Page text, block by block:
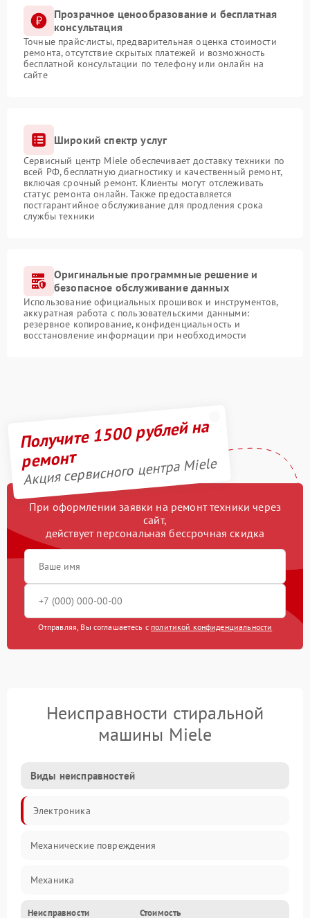
Прозрачное ценообразование и бесплатная
консультация
Точные прайс-листы, предварительная оценка стоимости
ремонта, отсутствие скрытых платежей и возможность
бесплатной консультации по телефону или онлайн на
сайте
Широкий спектр услуг
Сервисный центр Miele обеспечивает доставку техники по
всей РФ, бесплатную диагностику и качественный ремонт,
включая срочный ремонт. Клиенты могут отслеживать
статус ремонта онлайн. Также предоставляется
постгарантийное обслуживание для продления срока
службы техники
Оригинальные программные решение и
безопасное обслуживание данных
Использование официальных прошивок и инструментов,
аккуратная работа с пользовательскими данными:
резервное копирование, конфиденциальность и
восстановление информации при необходимости
Получите 1500 рублей на
ремонт
Акция сервисного центра Miele
При оформлении заявки на ремонт техники через
сайт,
действует персональная бессрочная скидка
Отправляя, Вы соглашаетесь с политикой конфиденциальности
Неисправности стиральной
машины Miele
Виды неисправностей
Электроника
Механические повреждения
Механика
Электропитание
Неисправности Стоимость